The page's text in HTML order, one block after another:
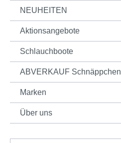
NEUHEITEN
Aktionsangebote
Schlauchboote
ABVERKAUF Schnäppchen
Marken
Über uns